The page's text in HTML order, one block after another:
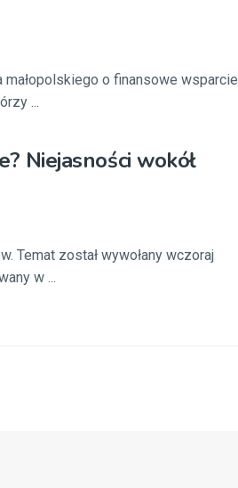
o finansowe wsparcie
...
Niejasności wokół
Temat został wywołany wczoraj
w ...